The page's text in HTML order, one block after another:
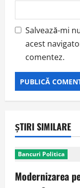
Salvează-mi
acest
comentez.
ȘTIRI SIMILARE
Bancuri Politica
Modernizarea